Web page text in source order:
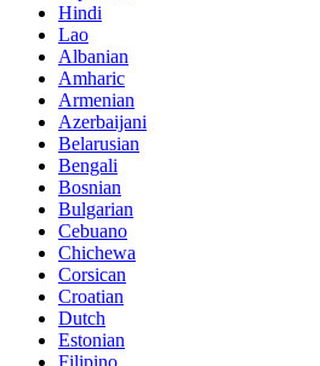
Hindi
Lao
Albanian
Amharic
Armenian
Azerbaijani
Belarusian
Bengali
Bosnian
Bulgarian
Cebuano
Chichewa
Corsican
Croatian
Dutch
Estonian
Filipino